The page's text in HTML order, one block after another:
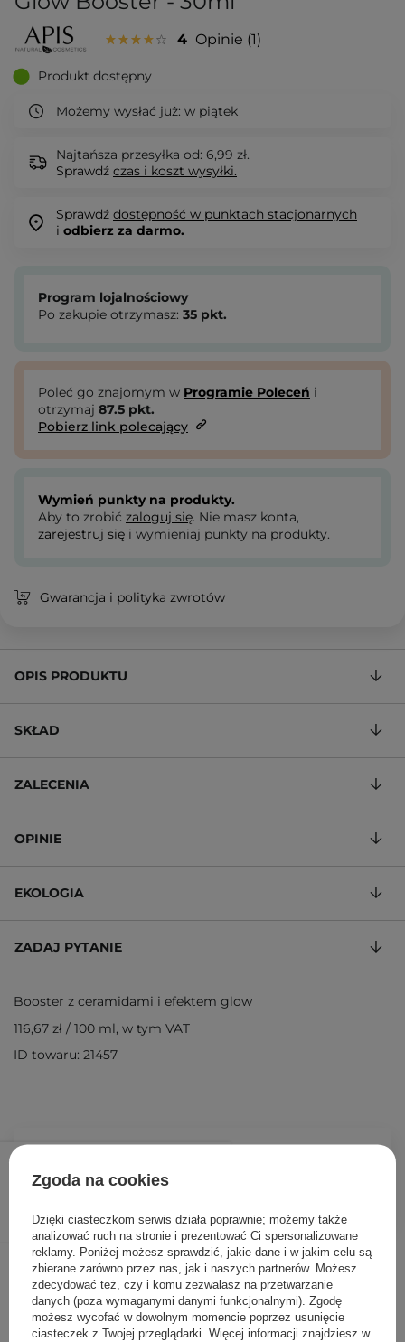
4 Opinie 1
Produkt dostępny
Możemy wysłać już: w piątek
Najtańsza przesyłka od: 6,99 zł.
Sprawdź czas i koszt wysyłki.
Sprawdź dostępność w punktach stacjonarnych
i odbierz za darmo.
35,00 zł
Program lojalnościowy
Po zakupie otrzymasz: 35 pkt.
Poleć go znajomym w Programie Poleceń i
otrzymaj 87.5 pkt.
Pobierz link polecający
Wymień punkty na produkty.
Aby to zrobić zaloguj się. Nie masz konta,
zarejestruj się i wymieniaj punkty na produkty.
Gwarancja i polityka zwrotów
OPIS PRODUKTU
SKŁAD
ZALECENIA
OPINIE
EKOLOGIA
ZADAJ PYTANIE
Booster z ceramidami i efektem glow
116,67 zł / 100 ml, w tym VAT
ID towaru: 21457
Inni klienci sprawdzali również
Zgoda na cookies
Dzięki ciasteczkom serwis działa poprawnie; możemy także
analizować ruch na stronie i prezentować Ci spersonalizowane
reklamy. Poniżej możesz sprawdzić, jakie dane i w jakim celu są
zbierane zarówno przez nas, jak i naszych partnerów. Możesz
zdecydować też, czy i komu zezwalasz na przetwarzanie
danych (poza wymaganymi danymi funkcjonalnymi). Zgodę
możesz wycofać w dowolnym momencie poprzez usunięcie
ciasteczek z Twojej przeglądarki. Więcej informacji znajdziesz w